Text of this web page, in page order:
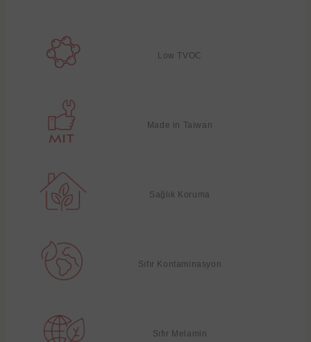
Low TVOC
Made in Taiwan
Sağlık Koruma
Sıfır Kontaminasyon
Sıfır Melamin